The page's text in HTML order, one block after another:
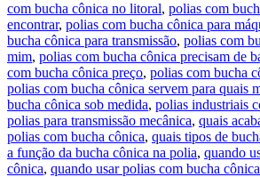
com bucha cônica no litoral, polias com
encontrar, polias com bucha cônica para
bucha cônica para transmissão, polias com
mim, polias com bucha cônica precisam de
com bucha cônica preço, polias com bucha
polias com bucha cônica servem para quais
bucha cônica sob medida, polias industriais
polias para transmissão mecânica, quais
polias com bucha cônica, quais tipos de
a função da bucha cônica na polia, quando
cônica, quando usar polias com bucha